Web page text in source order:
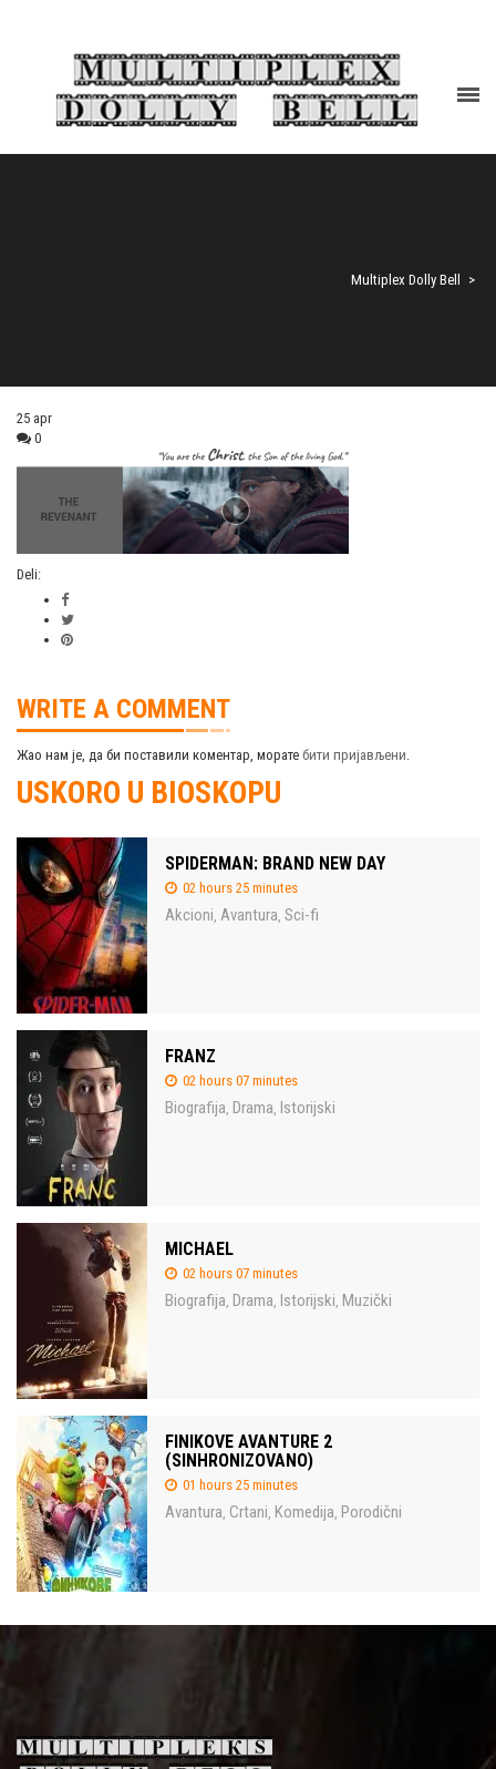
Multiplex Dolly Bell >
25 apr
0
Deli:
WRITE A COMMENT
Жао нам је, да би поставили коментар, морате бити пријављени.
USKORO U BIOSKOPU
SPIDERMAN: BRAND NEW DAY
02 hours 25 minutes
Akcioni, Avantura, Sci-fi
FRANZ
02 hours 07 minutes
Biografija, Drama, Istorijski
MICHAEL
02 hours 07 minutes
Biografija, Drama, Istorijski, Muzički
FINIKOVE AVANTURE 2
(SINHRONIZOVANO)
01 hours 25 minutes
Avantura, Crtani, Komedija, Porodični